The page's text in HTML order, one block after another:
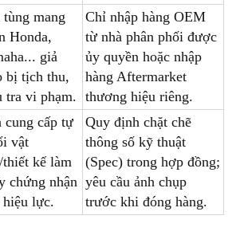
tùng mang
Honda,
giả
bị tịch thu,
tra vi phạm.
Chỉ nhập hàng OEM
từ nhà phân phối được
ủy quyền hoặc nhập
hàng Aftermarket
thương hiệu riêng.
cung cấp tự
vật
kế làm
chứng nhận
hiệu lực.
Quy định chặt chẽ
thông số kỹ thuật
(Spec) trong hợp đồng;
yêu cầu ảnh chụp
trước khi đóng hàng.